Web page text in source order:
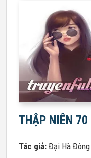
THẬP NIÊN
Tác giả: Đại Hà